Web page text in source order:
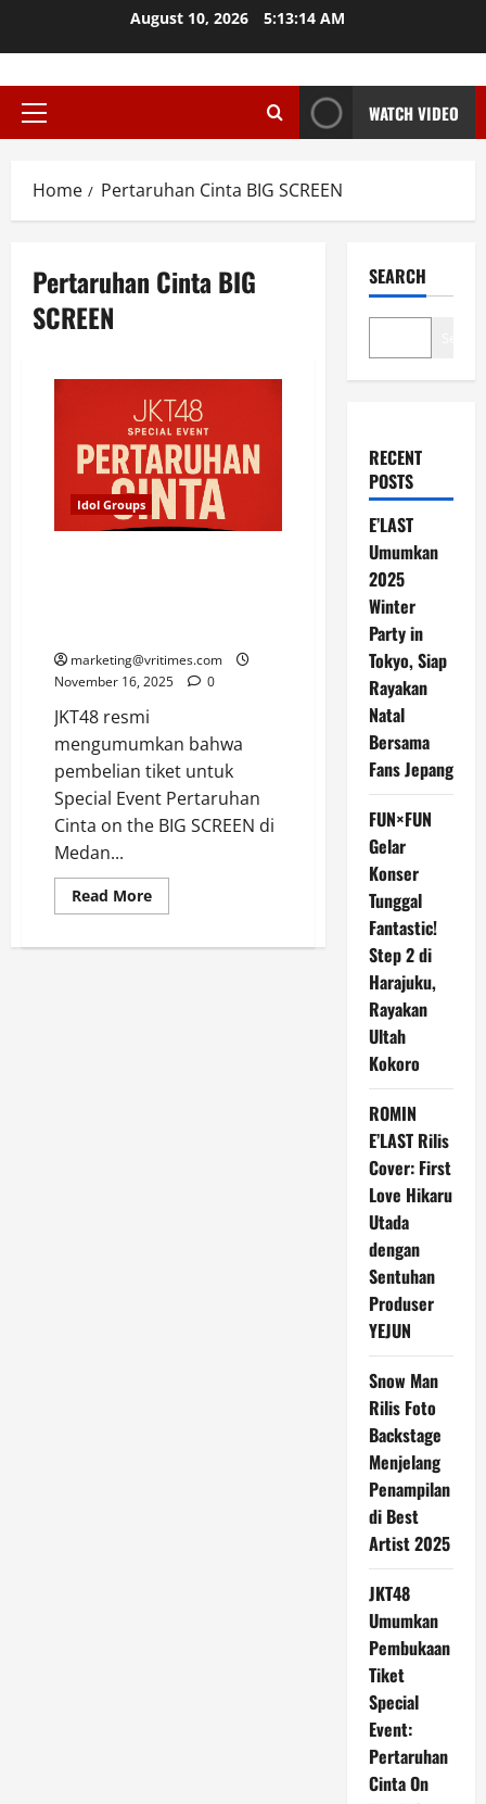
August 10, 2026 5:13:15 AM
Primary
WATCH VIDEO
Home Pertaruhan Cinta BIG SCREEN
Pertaruhan Cinta BIG
SCREEN
Idol Groups
marketing@vritimes.com
November 16, 2025
0
JKT48 resmi
mengumumkan bahwa
pembelian tiket untuk
Special Event Pertaruhan
Cinta on the BIG SCREEN di
Medan...
Read MoreRead
more
Umumkan
SEARCH
RECENT
POSTS
E’LAST
Umumkan
2025
Winter
Party in
Tokyo, Siap
Rayakan
Natal
Bersama
Fans Jepang
FUN×FUN
Gelar
Konser
Tunggal
Fantastic!
Step 2 di
Harajuku,
Rayakan
Ultah
Kokoro
ROMIN
E’LAST Rilis
Cover: First
Love Hikaru
Utada
dengan
Sentuhan
Produser
YEJUN
Snow Man
Rilis Foto
Backstage
Menjelang
Penampilan
di Best
Artist 2025
JKT48
Umumkan
Pembukaan
Tiket
Special
Event:
Pertaruhan
Cinta On